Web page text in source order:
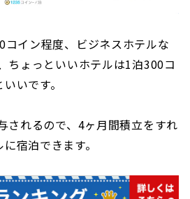
コイン程度、ビジネスホテルな
ちょっといいホテルは1泊300コ
いです。
されるので、4ヶ月間積立をすれ
宿泊できます。